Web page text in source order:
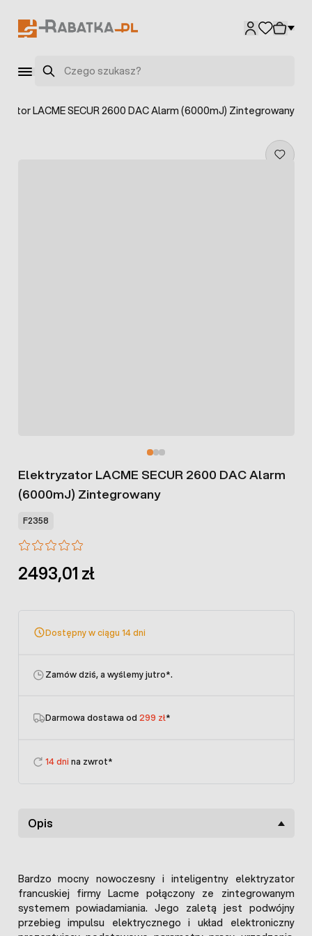
Szukaj
LACME SECUR 2600 DAC Alarm (6000mJ) Zintegrowany
Elektryzator LACME SECUR 2600 DAC Alarm
(6000mJ) Zintegrowany
F2358
2493,01 zł
Dostępny w ciągu 14 dni
Zamów dziś, a wyślemy jutro*.
Darmowa dostawa od 299 zł*
14 dni na zwrot*
Opis
Bardzo mocny nowoczesny i inteligentny elektryzator
francuskiej firmy Lacme połączony ze zintegrowanym
systemem powiadamiania. Jego zaletą jest podwójny
przebieg impulsu elektrycznego i układ elektroniczny